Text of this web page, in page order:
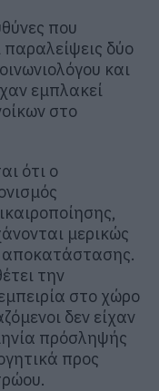
που
δύο
και
εμπλακεί
στο
ότι ο
μερικώς
αποκατάστασης.
την
στο χώρο
δεν είχαν
πρόσληψής
προς